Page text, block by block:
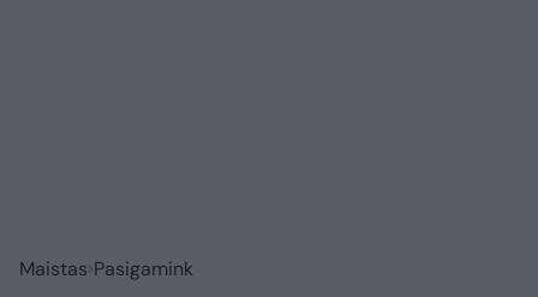
Maistas Pasigamink